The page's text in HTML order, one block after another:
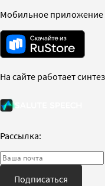
Мобильное приложение
На сайте работает
Рассылка:
Подписаться